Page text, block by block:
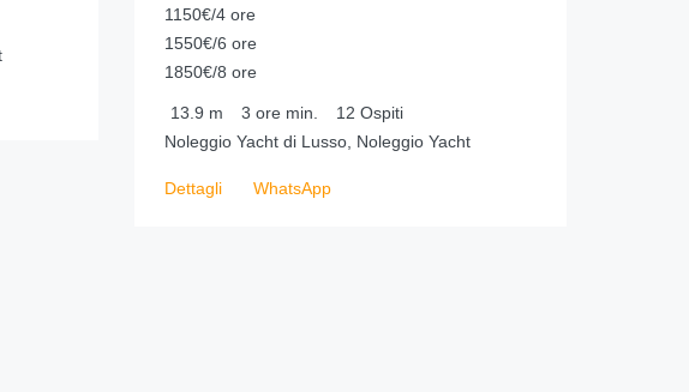
1150€/4 ore
1550€/6 ore
1850€/8 ore
13.9 m 3 ore min. 12 Ospiti
Noleggio Yacht di Lusso, Noleggio Yacht
Dettagli WhatsApp